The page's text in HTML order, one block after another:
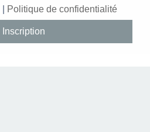
Politique de confidentialité
Inscription